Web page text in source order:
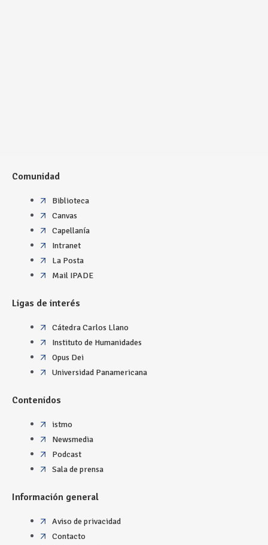
Comunidad
Biblioteca
Canvas
Capellanía
Intranet
La Posta
Mail IPADE
Ligas de interés
Cátedra Carlos Llano
Instituto de Humanidades
Opus Dei
Universidad Panamericana
Contenidos
istmo
Newsmedia
Podcast
Sala de prensa
Información general
Aviso de privacidad
Contacto